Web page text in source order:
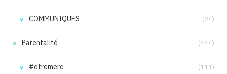
COMMUNIQUES (24)
Parentalité (444)
#etremere (111)